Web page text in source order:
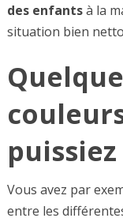
des enfantsà la
situation bien
Vous avez par
entre les